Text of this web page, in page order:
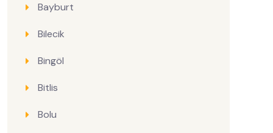
Bayburt
Bilecik
Bingöl
Bitlis
Bolu